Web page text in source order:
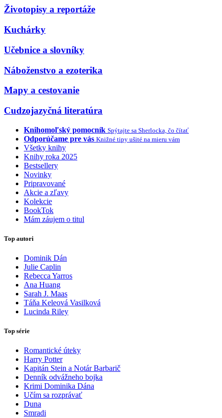
Životopisy a reportáže
Kuchárky
Učebnice a slovníky
Náboženstvo a ezoterika
Mapy a cestovanie
Cudzojazyčná literatúra
Knihomoľský pomocník Spýtajte sa Sherlocka, čo čítať
Odporúčame pre vás Knižné tipy ušité na mieru vám
Všetky knihy
Knihy roka 2025
Bestsellery
Novinky
Pripravované
Akcie a zľavy
Kolekcie
BookTok
Mám záujem o titul
Top autori
Dominik Dán
Julie Caplin
Rebecca Yarros
Ana Huang
Sarah J. Maas
Táňa Keleová Vasilková
Lucinda Riley
Top série
Romantické úteky
Harry Potter
Kapitán Stein a Notár Barbarič
Denník odvážneho bojka
Krimi Dominika Dána
Učím sa rozprávať
Duna
Smradi